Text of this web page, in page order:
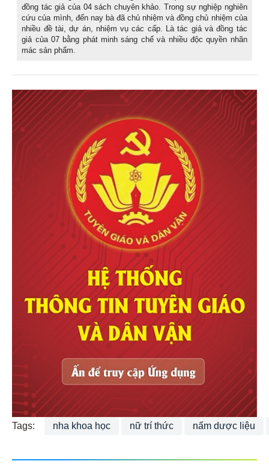
đồng tác giả của 04 sách chuyên khảo. Trong sự nghiệp nghiên
cứu của mình, đến nay bà đã chủ nhiệm và đồng chủ nhiệm của
nhiều đề tài, dự án, nhiệm vụ các cấp. Là tác giả và đồng tác
giả của 07 bằng phát minh sáng chế và nhiều độc quyền nhãn
mác sản phẩm.
Tags: nha khoa học nữ trí thức nấm dược liệu